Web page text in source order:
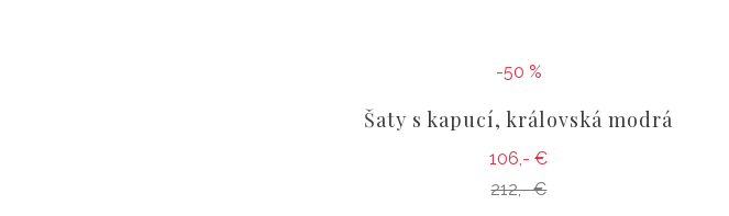
-50 %
Šaty s kapucí, královská modrá
106,- €
212,- €